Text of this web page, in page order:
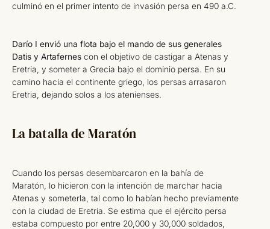
culminó en el primer intento de invasión persa en 490 a.C.
Darío I envió una flota bajo el mando de sus generales
Datis y Artafernes con el objetivo de castigar a Atenas y
Eretria, y someter a Grecia bajo el dominio persa. En su
camino hacia el continente griego, los persas arrasaron
Eretria, dejando solos a los atenienses.
La batalla de Maratón
Cuando los persas desembarcaron en la bahía de
Maratón, lo hicieron con la intención de marchar hacia
Atenas y someterla, tal como lo habían hecho previamente
con la ciudad de Eretria. Se estima que el ejército persa
estaba compuesto por entre 20,000 y 30,000 soldados,